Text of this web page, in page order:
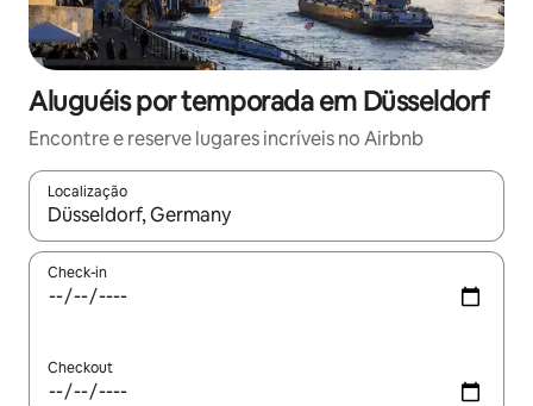
Aluguéis por temporada em Düsseldorf
Encontre e reserve lugares incríveis no Airbnb
Localização
Quando os resultados estiverem disponíveis, explore-os
Check-in
Checkout